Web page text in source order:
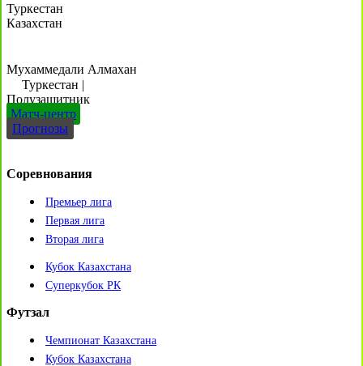
Туркестан
Казахстан
Мухаммедали Алмахан
Туркестан |
Полузащитник
Матч-центр
Прогнозы
Соревнования
Премьер лига
Первая лига
Вторая лига
Кубок Казахстана
Суперкубок РК
Футзал
Чемпионат Казахстана
Кубок Казахстана